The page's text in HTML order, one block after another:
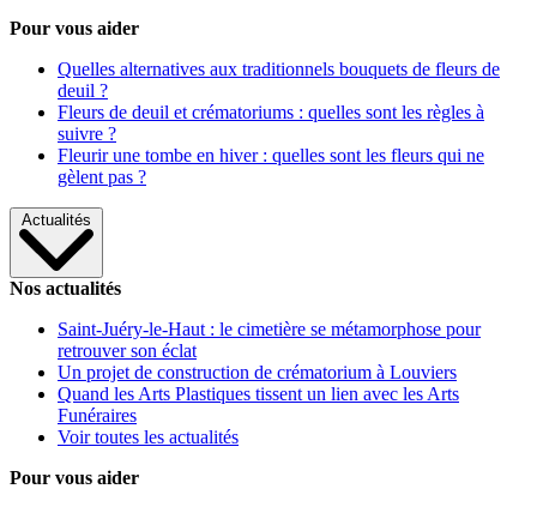
Pour vous aider
Quelles alternatives aux traditionnels bouquets de fleurs de
deuil ?
Fleurs de deuil et crématoriums : quelles sont les règles à
suivre ?
Fleurir une tombe en hiver : quelles sont les fleurs qui ne
gèlent pas ?
Actualités
Nos actualités
Saint-Juéry-le-Haut : le cimetière se métamorphose pour
retrouver son éclat
Un projet de construction de crématorium à Louviers
Quand les Arts Plastiques tissent un lien avec les Arts
Funéraires
Voir toutes les actualités
Pour vous aider